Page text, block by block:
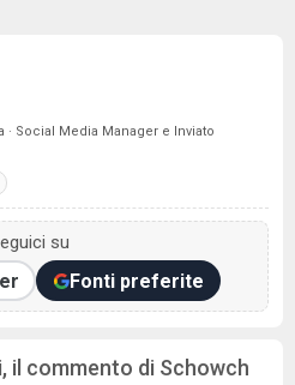
Social Media Manager e Inviato
su
Fonti preferite
il commento di Schowch